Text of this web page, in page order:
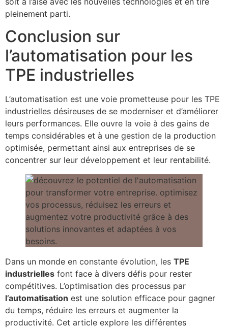
pleinement parti.
Conclusion sur
l’automatisation pour les
TPE industrielles
L’automatisation est une voie prometteuse pour les TPE
industrielles désireuses de se moderniser et d’améliorer
leurs performances. Elle ouvre la voie à des gains de
temps considérables et à une gestion de la production
optimisée, permettant ainsi aux entreprises de se
concentrer sur leur développement et leur rentabilité.
Dans un monde en constante évolution, les TPE
industrielles font face à divers défis pour rester
compétitives. L’optimisation des processus par
l’automatisation est une solution efficace pour gagner
du temps, réduire les erreurs et augmenter la
productivité. Cet article explore les différentes